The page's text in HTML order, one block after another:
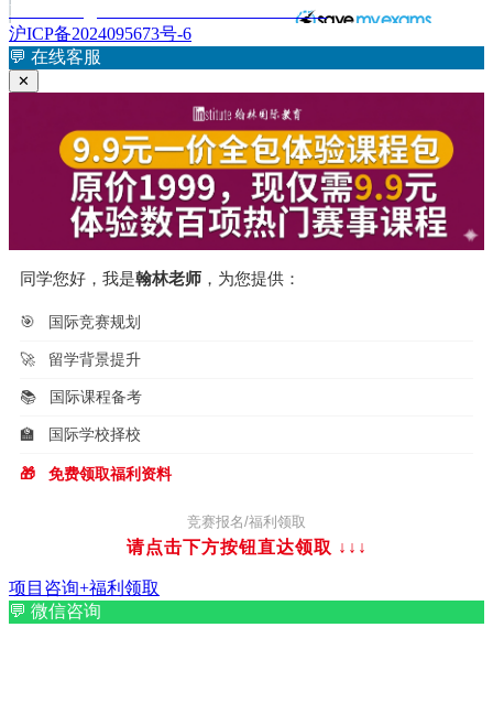
导
航
文
章：
Biodiversity, Classification & Conservation》
沪ICP备2024095673号-6
💬 在线客服
✕
同学您好，我是翰林老师 ，为您提供：
🎯 国际竞赛规划
🚀 留学背景提升
📚 国际课程备考
🏫 国际学校择校
🎁 免费领取福利资料
竞赛报名/福利领取
请点击下方按钮直达领取 ↓↓↓
项目咨询+福利领取
💬 微信咨询